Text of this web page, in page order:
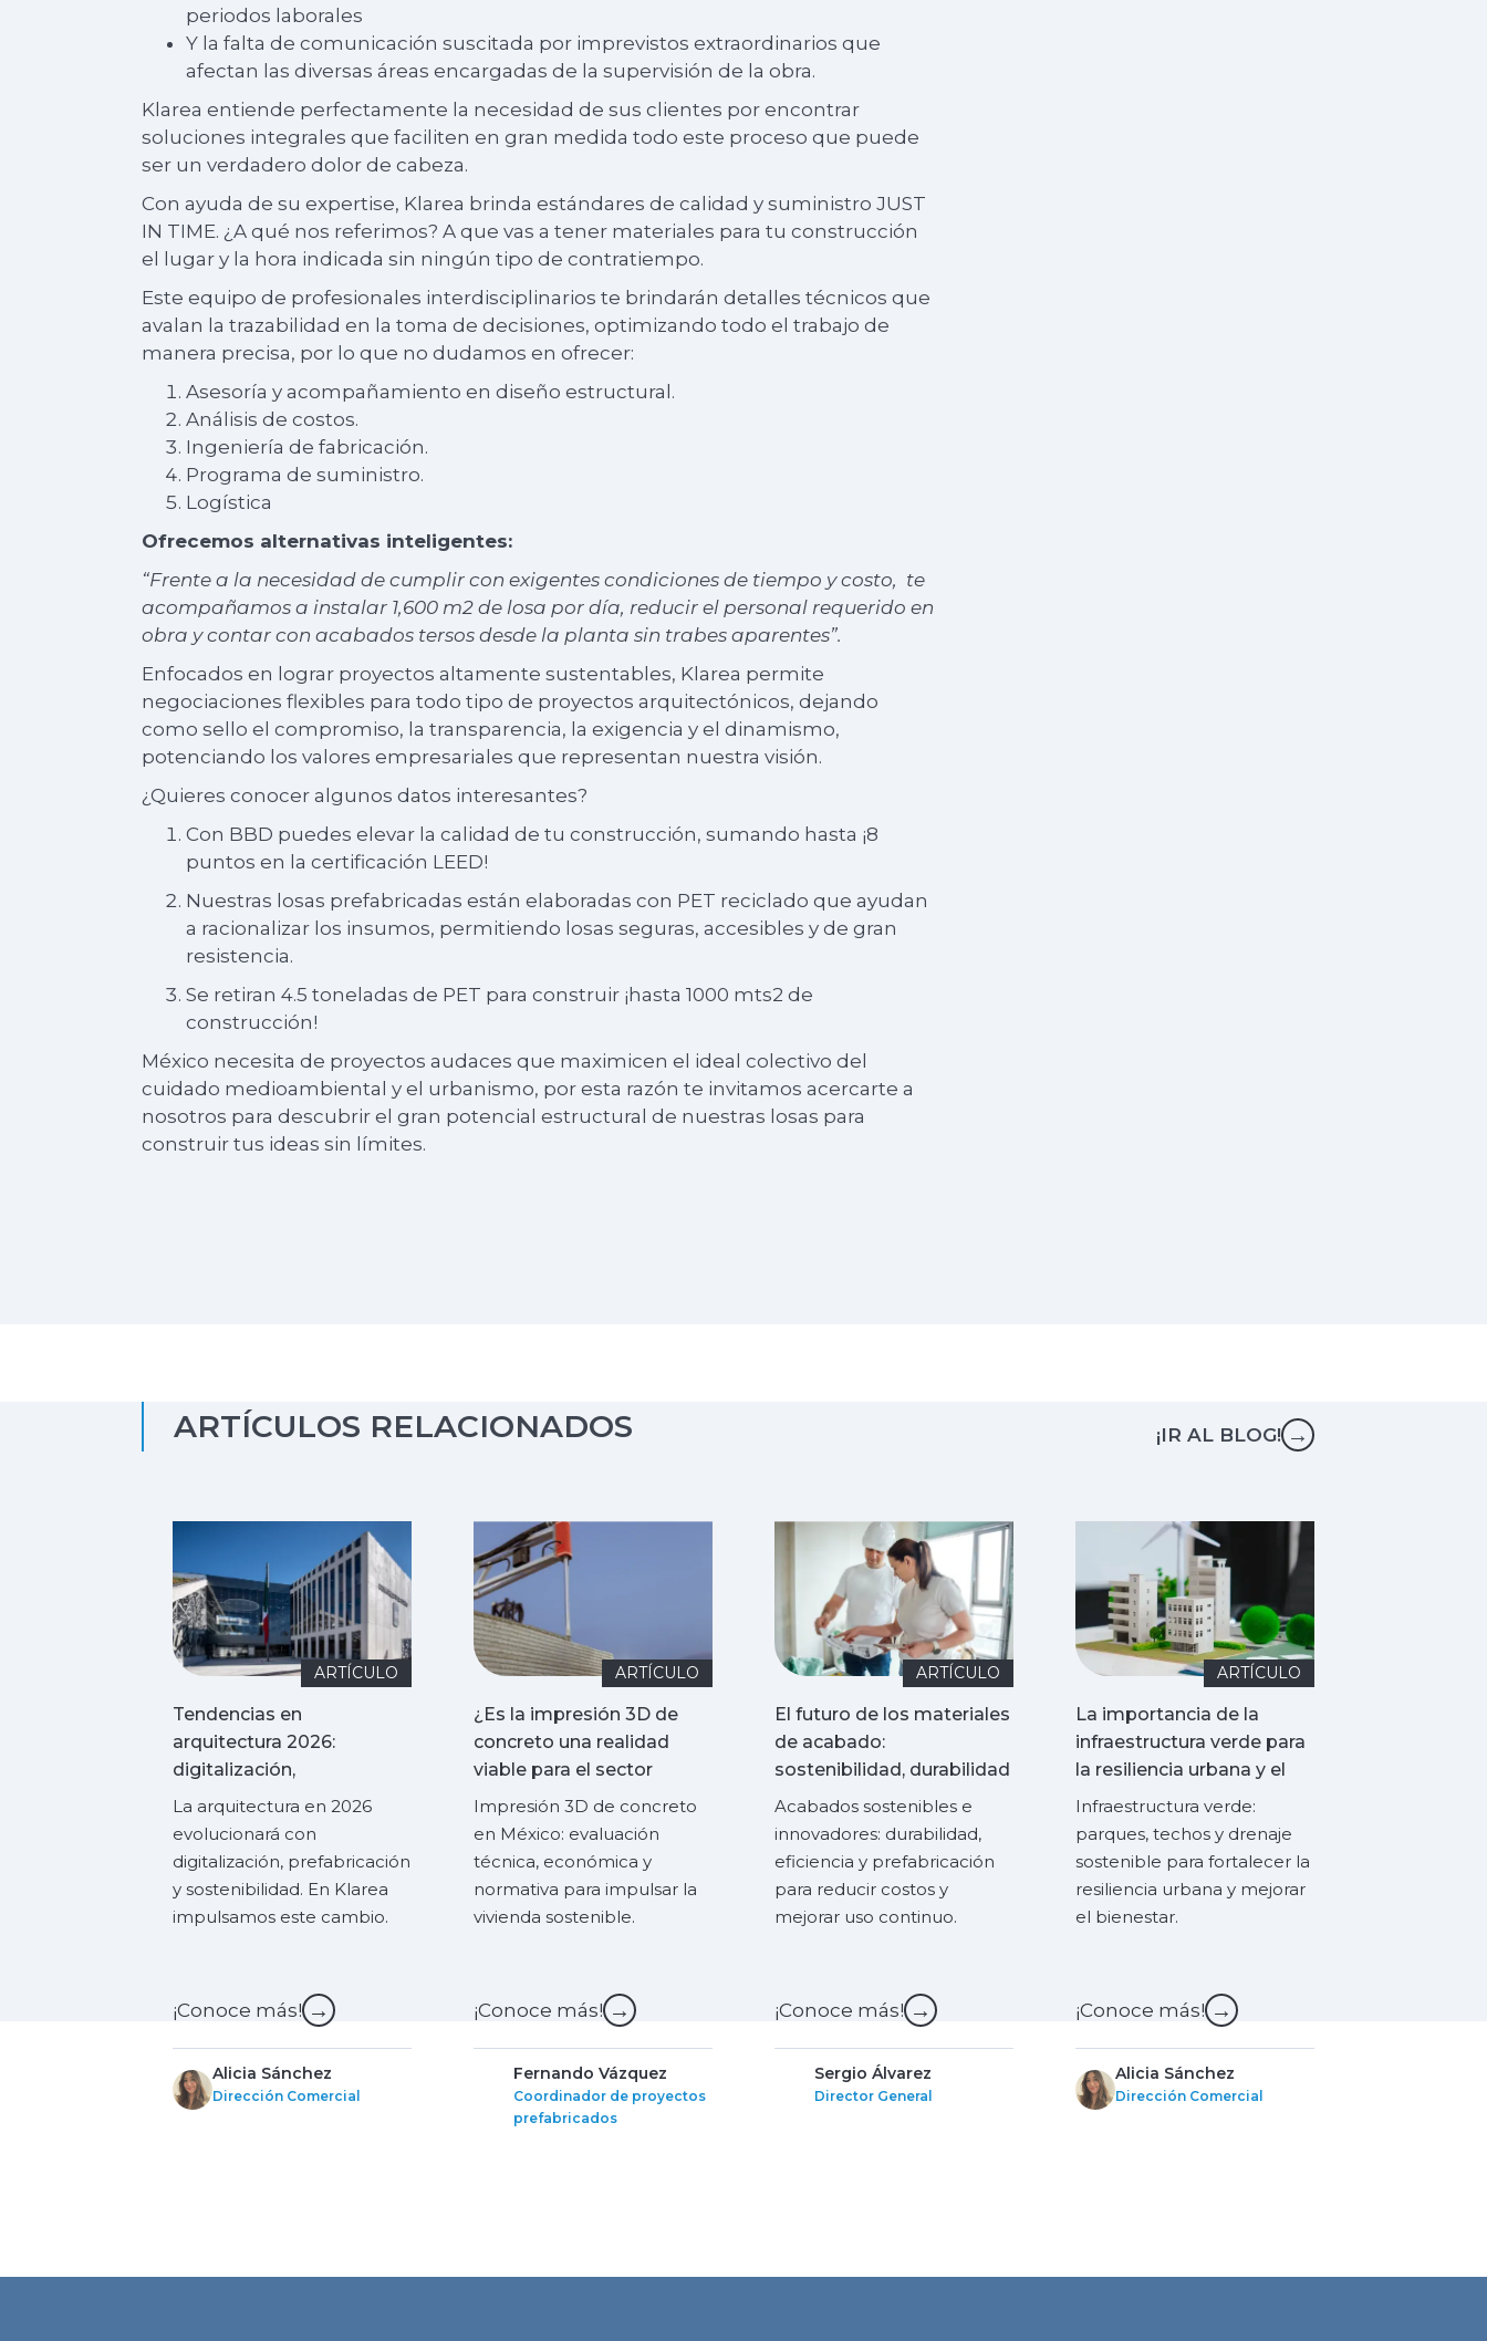
periodos laborales
Y la falta de comunicación suscitada por imprevistos extraordinarios que
afectan las diversas áreas encargadas de la supervisión de la obra.
Klarea entiende perfectamente la necesidad de sus clientes por encontrar
soluciones integrales que faciliten en gran medida todo este proceso que puede
ser un verdadero dolor de cabeza.
Con ayuda de su expertise, Klarea brinda estándares de calidad y suministro JUST
IN TIME. ¿A qué nos referimos? A que vas a tener materiales para tu construcción
el lugar y la hora indicada sin ningún tipo de contratiempo.
Este equipo de profesionales interdisciplinarios te brindarán detalles técnicos que
avalan la trazabilidad en la toma de decisiones, optimizando todo el trabajo de
manera precisa, por lo que no dudamos en ofrecer:
Asesoría y acompañamiento en diseño estructural.
Análisis de costos.
Ingeniería de fabricación.
Programa de suministro.
Logística
Ofrecemos alternativas inteligentes:
“Frente a la necesidad de cumplir con exigentes condiciones de tiempo y costo, te
acompañamos a instalar 1,600 m2 de losa por día, reducir el personal requerido en
obra y contar con acabados tersos desde la planta sin trabes aparentes”.
Enfocados en lograr proyectos altamente sustentables, Klarea permite
negociaciones flexibles para todo tipo de proyectos arquitectónicos, dejando
como sello el compromiso, la transparencia, la exigencia y el dinamismo,
potenciando los valores empresariales que representan nuestra visión.
¿Quieres conocer algunos datos interesantes?
Con BBD puedes elevar la calidad de tu construcción, sumando hasta ¡8
puntos en la certificación LEED!
Nuestras losas prefabricadas están elaboradas con PET reciclado que ayudan
a racionalizar los insumos, permitiendo losas seguras, accesibles y de gran
resistencia.
Se retiran 4.5 toneladas de PET para construir ¡hasta 1000 mts2 de
construcción!
México necesita de proyectos audaces que maximicen el ideal colectivo del
cuidado medioambiental y el urbanismo, por esta razón te invitamos acercarte a
nosotros para descubrir el gran potencial estructural de nuestras losas para
construir tus ideas sin límites.
ARTÍCULOS RELACIONADOS ¡IR AL BLOG! →
ARTÍCULO
Tendencias en
arquitectura 2026:
digitalización,
prefabricación y
sostenibilidad
La arquitectura en 2026
evolucionará con
digitalización, prefabricación
y sostenibilidad. En Klarea
impulsamos este cambio.
¡Conoce más! →
Alicia Sánchez
Dirección Comercial
ARTÍCULO
¿Es la impresión 3D de
concreto una realidad
viable para el sector
residencial en México?
Impresión 3D de concreto
en México: evaluación
técnica, económica y
normativa para impulsar la
vivienda sostenible.
¡Conoce más! →
Fernando Vázquez
Coordinador de proyectos
prefabricados
ARTÍCULO
El futuro de los materiales
de acabado:
sostenibilidad, durabilidad
e innovación
Acabados sostenibles e
innovadores: durabilidad,
eficiencia y prefabricación
para reducir costos y
mejorar uso continuo.
¡Conoce más! →
Sergio Álvarez
Director General
ARTÍCULO
La importancia de la
infraestructura verde para
la resiliencia urbana y el
bienestar
Infraestructura verde:
parques, techos y drenaje
sostenible para fortalecer la
resiliencia urbana y mejorar
el bienestar.
¡Conoce más! →
Alicia Sánchez
Dirección Comercial